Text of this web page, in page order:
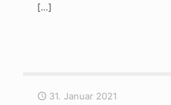
[…]
31. Januar 2021